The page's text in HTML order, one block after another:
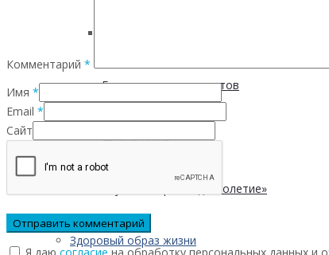
Безопасность пациентов
Школа ХНИЗ
Клуб «Сибирское долголетие»
Здоровый образ жизни
Комментарий *
Имя *
Email *
Сайт